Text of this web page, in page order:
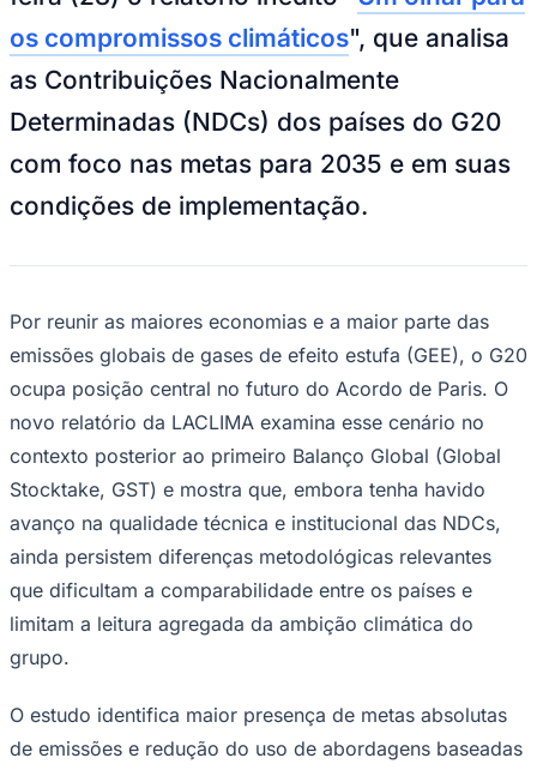
Copa do Brasil
Libertadores
Sul-Americana
Copa América
Champions League
Premier League
La Liga
Bundesliga
Mundial 2026
os compromissos climáticos", que analisa
as Contribuições Nacionalmente
Determinadas (NDCs) dos países do G20
com foco nas metas para 2035 e em suas
condições de implementação.
Por reunir as maiores economias e a maior parte das
emissões globais de gases de efeito estufa (GEE), o G20
ocupa posição central no futuro do Acordo de Paris. O
novo relatório da LACLIMA examina esse cenário no
contexto posterior ao primeiro Balanço Global (Global
Stocktake, GST) e mostra que, embora tenha havido
avanço na qualidade técnica e institucional das NDCs,
ainda persistem diferenças metodológicas relevantes
que dificultam a comparabilidade entre os países e
limitam a leitura agregada da ambição climática do
grupo.
O estudo identifica maior presença de metas absolutas
de emissões e redução do uso de abordagens baseadas